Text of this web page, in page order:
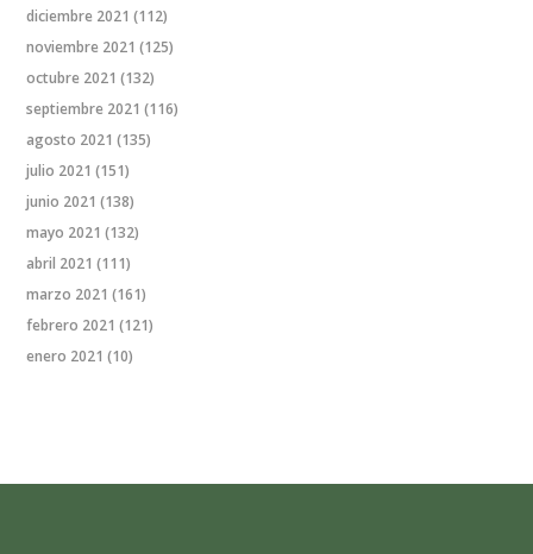
diciembre 2021 (112)
noviembre 2021 (125)
octubre 2021 (132)
septiembre 2021 (116)
agosto 2021 (135)
julio 2021 (151)
junio 2021 (138)
mayo 2021 (132)
abril 2021 (111)
marzo 2021 (161)
febrero 2021 (121)
enero 2021 (10)